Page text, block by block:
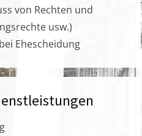
von Rechten und
usw.)
Ehescheidung